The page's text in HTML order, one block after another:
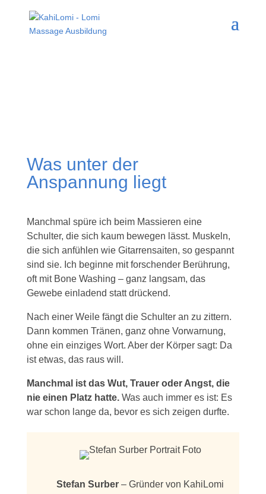
Was unter der
Anspannung liegt
Manchmal spüre ich beim Massieren eine
Schulter, die sich kaum bewegen lässt. Muskeln,
die sich anfühlen wie Gitarrensaiten, so gespannt
sind sie. Ich beginne mit forschender Berührung,
oft mit Bone Washing – ganz langsam, das
Gewebe einladend statt drückend.
Nach einer Weile fängt die Schulter an zu zittern.
Dann kommen Tränen, ganz ohne Vorwarnung,
ohne ein einziges Wort. Aber der Körper sagt: Da
ist etwas, das raus will.
Manchmal ist das Wut, Trauer oder Angst, die
nie einen Platz hatte.Was auch immer es ist: Es
war schon lange da, bevor es sich zeigen durfte.
Stefan Surber – Gründer von KahiLomi